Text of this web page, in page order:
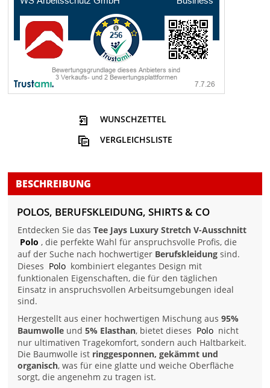
WUNSCHZETTEL
VERGLEICHSLISTE
BESCHREIBUNG
POLOS, BERUFSKLEIDUNG, SHIRTS & CO
Entdecken Sie dasTee Jays Luxury Stretch V-Ausschnitt
Polo , die perfekte Wahl für anspruchsvolle Profis, die
auf der Suche nach hochwertiger Berufskleidung sind.
Dieses Polo kombiniert elegantes Design mit
funktionalen Eigenschaften, die für den täglichen
Einsatz in anspruchsvollen Arbeitsumgebungen ideal
sind.
Hergestellt aus einer hochwertigen Mischung aus95%
Baumwolle und5% Elasthan, bietet dieses Polo nicht
nur ultimativen Tragekomfort, sondern auch Haltbarkeit.
Die Baumwolle ist ringgesponnen, gekämmt und
organisch, was für eine glatte und weiche Oberfläche
sorgt, die angenehm zu tragen ist.